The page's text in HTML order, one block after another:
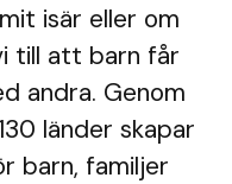
isär eller om
till att barn får
andra. Genom
länder skapar
barn, familjer